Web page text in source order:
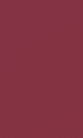
en
(Snap